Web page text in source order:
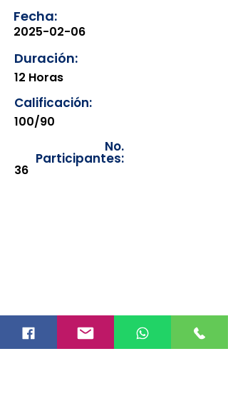
Fecha:
2025-02-06
Duración:
12 Horas
Calificación:
100/90
No.
Participantes:
36
correspondientes del año en
curso. Si requiere consultar una
constancia de años anteriores, le